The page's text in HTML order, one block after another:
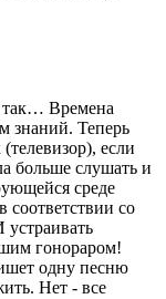
так… Времена
знаний. Теперь
если
больше слушать и
среде
со
гонораром!
одну песню
Нет - все